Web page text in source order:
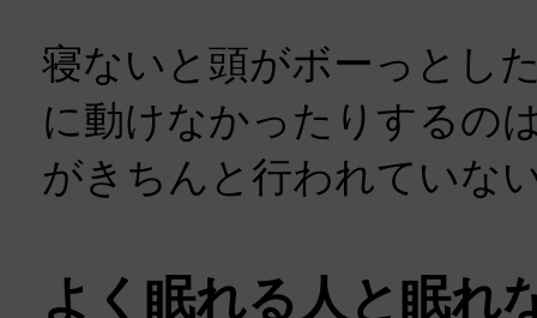
寝ないと頭がボーっとし
に動けなかったりするの
がきちんと行われていな
よく眠れる人と眠れ